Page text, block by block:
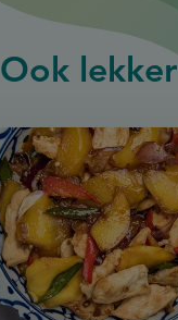
Ook lekker